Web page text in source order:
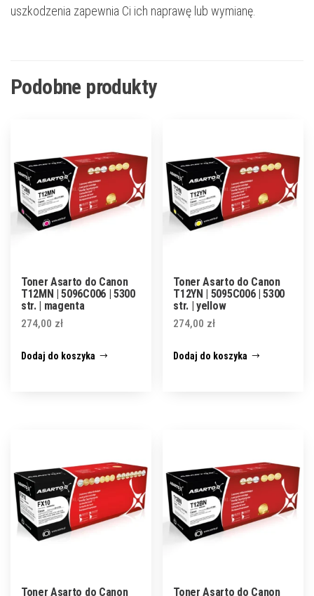
uszkodzenia zapewnia Ci ich naprawę lub wymianę.
Podobne produkty
Toner Asarto do Canon
T12MN | 5096C006 | 5300
str. | magenta
274,00 zł
Dodaj do koszyka
Toner Asarto do Canon
T12YN | 5095C006 | 5300
str. | yellow
274,00 zł
Dodaj do koszyka
Toner Asarto do Canon
Toner Asarto do Canon